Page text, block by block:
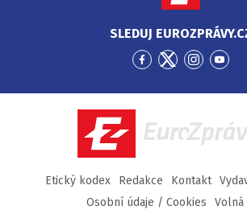
SLEDUJ
Přejít
Facebook
Přejít
Twitter
PřejítPřejít
EuroZprávy.cz
Etický kodex Redakce Kontakt
Osobní údaje / Cookies